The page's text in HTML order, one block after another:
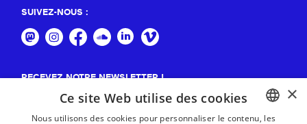
SUIVEZ-NOUS :
RECEVEZ NOTRE NEWSLETTER !
×
Ce site Web utilise des cookies
Nous utilisons des cookies pour personnaliser le contenu, les